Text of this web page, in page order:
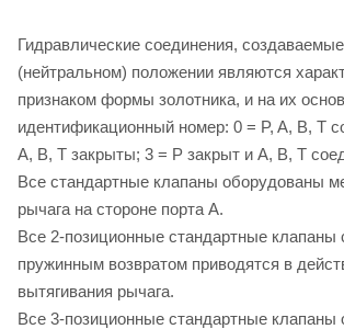
Гидравлические соединения,
(нейтральном) положении являются
признаком формы золотника, и на их
идентификационный номер: 0 = P, A, B, T
A, B, T закрыты; 3 = P закрыт и A, B, T
Все стандартные клапаны оборудованы
рычага на стороне порта A.
Все 2-позиционные стандартные клапаны
пружинным возвратом приводятся в
вытягивания рычага.
Все 3-позиционные стандартные клапаны